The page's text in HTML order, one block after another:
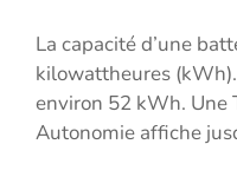
La capacité d’une
kilowattheures
environ 52 kWh. Une
Autonomie affiche